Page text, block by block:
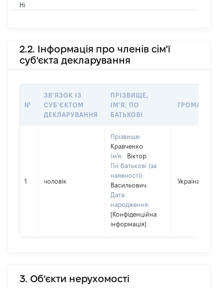
Ні
2.2. Інформація про членів сім'ї
суб'єкта декларування
№
ЗВ'ЯЗОК ІЗ
СУБ'ЄКТОМ
ДЕКЛАРУВАННЯ
ПРІЗВИЩЕ,
ІМ'Я, ПО
БАТЬКОВІ
1 чоловік
Прізвище:
Кравченко
Ім'я:
Віктор
По батькові (за
наявності):
Васильович
Дата
народження:
[Конфіденційна
інформація]
Україна
3. Об'єкти нерухомості